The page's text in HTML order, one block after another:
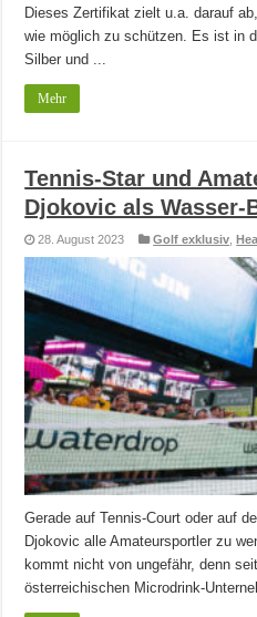
Dieses Zertifikat zielt u.a. darauf
wie möglich zu schützen. Es ist in
Silber und ...
Mehr
Tennis-Star und
Djokovic als Wasser-
28. August 2023 Golf exklusiv ,
Gerade auf Tennis-Court oder auf
Djokovic alle Amateursportler zu
kommt nicht von ungefähr, denn
österreichischen Microdrink-